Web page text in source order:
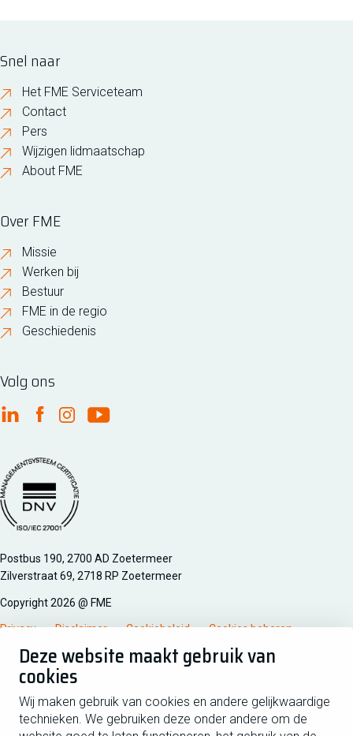
Deze website maakt gebruik van
cookies
Wij maken gebruik van cookies en andere gelijkwaardige
technieken. We gebruiken deze onder andere om de
Snel naar
Het FME Serviceteam
Contact
Pers
Wijzigen lidmaatschap
About FME
Over FME
Missie
Werken bij
Bestuur
FME in de regio
Geschiedenis
Volg ons
FME Linkedin
FME Facebook
FME Instagram
FME Youtube
Managementsyteem certificatie DNV iso/iec 27001
Postbus 190, 2700 AD Zoetermeer
Zilverstraat 69, 2718 RP Zoetermeer
Copyright 2026 @ FME
Privacy Disclaimer Cookiebeleid Cookies beheren
Schrijf je in voor de nieuwsbrief
Voornaam